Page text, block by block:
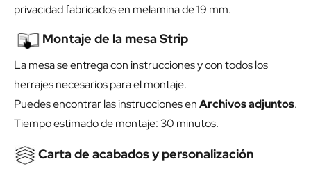
privacidad fabricados en melamina de 19 mm.
Montaje de la mesa Strip
La mesa se entrega con instrucciones y con todos los
herrajes necesarios para el montaje.
Puedes encontrar las instrucciones enArchivos adjuntos.
Tiempo estimado de montaje: 30 minutos.
Carta de acabados y personalización